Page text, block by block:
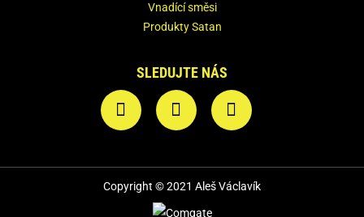
Vnadící směsi
Produkty Satan
SLEDUJTE NÁS
Copyright © 2021 Aleš Václavík